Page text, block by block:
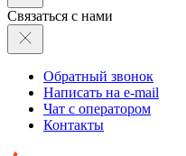
Связаться с нами
Обратный звонок
Написать на e-mail
Чат с оператором
Контакты